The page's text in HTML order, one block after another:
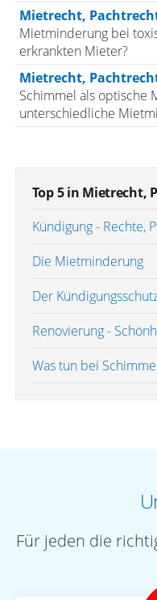
Mietrecht,
Mietminderung bei
erkrankten Mieter?
Mietrecht,
Schimmel als optische
unterschiedliche
Top 5 in Mietrecht,
Kündigung - Rechte,
Die Mietminderung
Der
Renovierung -
Was tun bei
Für jeden die